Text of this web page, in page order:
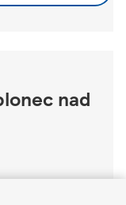
nad